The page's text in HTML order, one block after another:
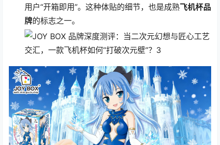
用户“开箱即用”。这种体贴的细节，也是成熟飞机杯品
牌的标志之一。